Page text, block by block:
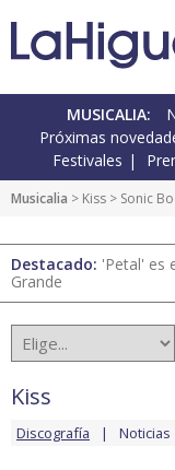
MUSICALIA:
Próximas
Festivales
Musicalia > Kiss > Sonic
Destacado: 'Petal' es
Grande
Kiss
Discografía Noticias